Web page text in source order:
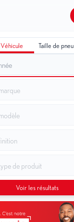
Véhicule Taille de pneu
Voir les résultats